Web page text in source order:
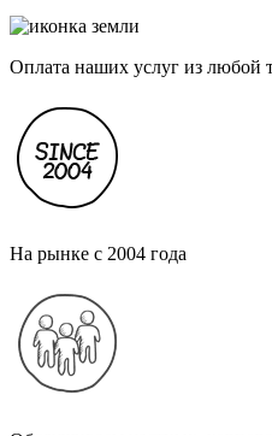
Оплата наших услуг из любой
На рынке с 2004 года